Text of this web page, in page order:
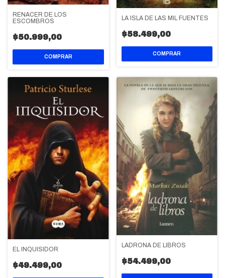
RENACER DE LOS
ESCOMBROS
$50.999,00
LA ISLA DE LAS MIL FUENTES
$58.499,00
EL INQUISIDOR
$49.499,00
LADRONA DE LIBROS
$54.499,00